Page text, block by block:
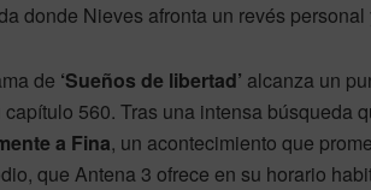
donde Nieves afronta un revés
de ‘Sueños de libertad’ alcanza un
capítulo 560. Tras una intensa búsqueda
a Fina, un acontecimiento que
que Antena 3 ofrece en su horario